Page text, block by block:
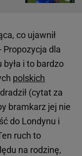
co ujawnił
Propozycja dla
była i to bardzo
polskich
(cytat za
bramkarz jej nie
do Londynu i
ruch to
na rodzinę,